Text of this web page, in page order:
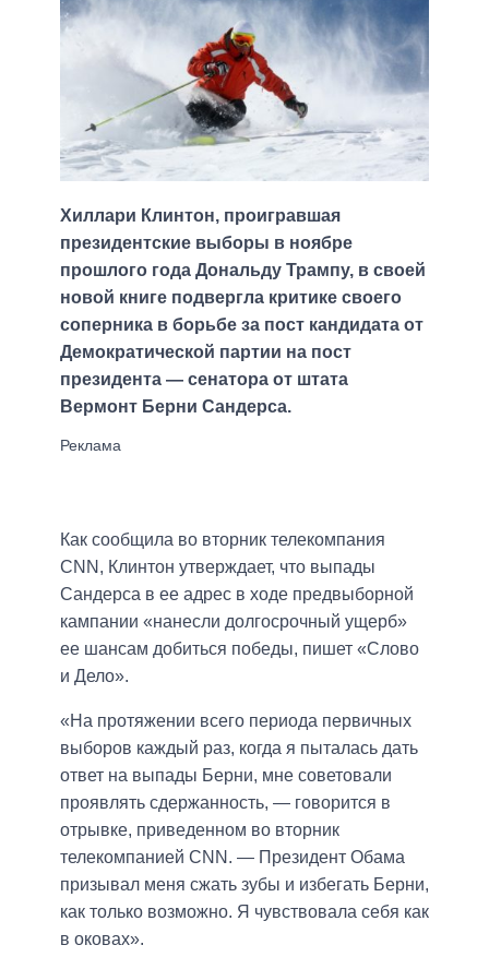
Хиллари Клинтон, проигравшая
президентские выборы в ноябре
прошлого года Дональду Трампу, в своей
новой книге подвергла критике своего
соперника в борьбе за пост кандидата от
Демократической партии на пост
президента — сенатора от штата
Вермонт Берни Сандерса.
Как сообщила во вторник телекомпания
CNN, Клинтон утверждает, что выпады
Сандерса в ее адрес в ходе предвыборной
кампании «нанесли долгосрочный ущерб»
ее шансам добиться победы, пишет «Слово
и Дело».
«На протяжении всего периода первичных
выборов каждый раз, когда я пыталась дать
ответ на выпады Берни, мне советовали
проявлять сдержанность, — говорится в
отрывке, приведенном во вторник
телекомпанией CNN. — Президент Обама
призывал меня сжать зубы и избегать Берни,
как только возможно. Я чувствовала себя как
в оковах».